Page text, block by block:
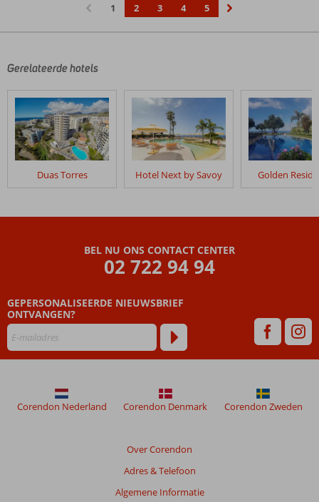
1 2 3 4
5
Gerelateerde hotels
Duas Torres Hotel Next by Savoy Golden
BEL NU ONS CONTACT CENTER
02 722 94 94
GEPERSONALISEERDE NIEUWSBRIEF
ONTVANGEN?
Over Corendon
Adres & Telefoon
Algemene Informatie
Corendon Nederland Corendon Denmark Corendon Zweden